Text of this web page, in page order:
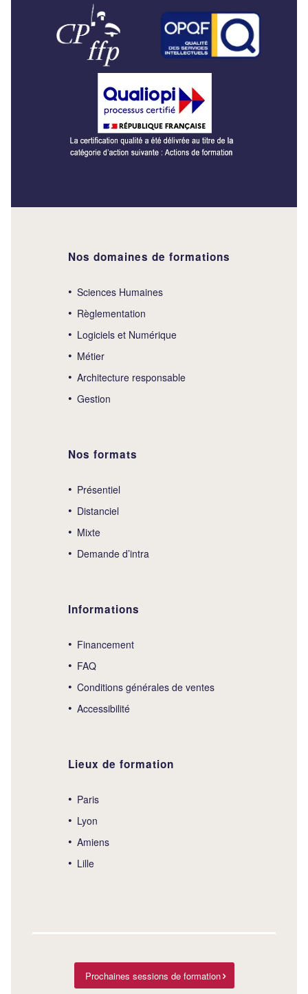
Nos domaines de formations
Sciences Humaines
Règlementation
Logiciels et Numérique
Métier
Architecture responsable
Gestion
Nos formats
Présentiel
Distanciel
Mixte
Demande d’intra
Informations
Financement
FAQ
Conditions générales de ventes
Accessibilité
Lieux de formation
Paris
Lyon
Amiens
Lille
Prochaines sessions de formation